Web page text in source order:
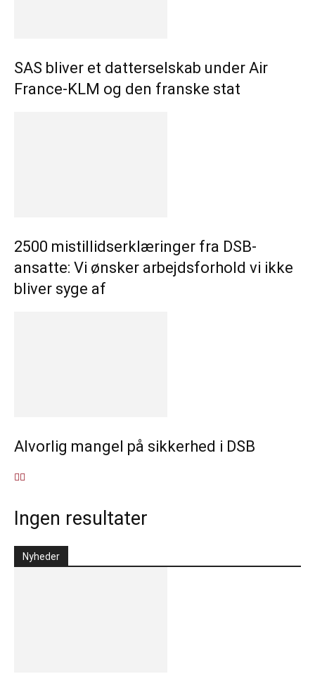
SAS bliver et datterselskab under Air
France-KLM og den franske stat
2500 mistillidserklæringer fra DSB-
ansatte: Vi ønsker arbejdsforhold vi ikke
bliver syge af
Alvorlig mangel på sikkerhed i DSB
Ingen resultater
Nyheder